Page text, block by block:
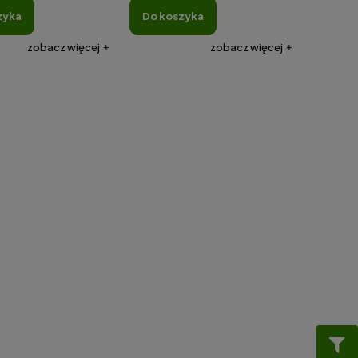
zobacz więcej
do koszyka
zobacz więcej